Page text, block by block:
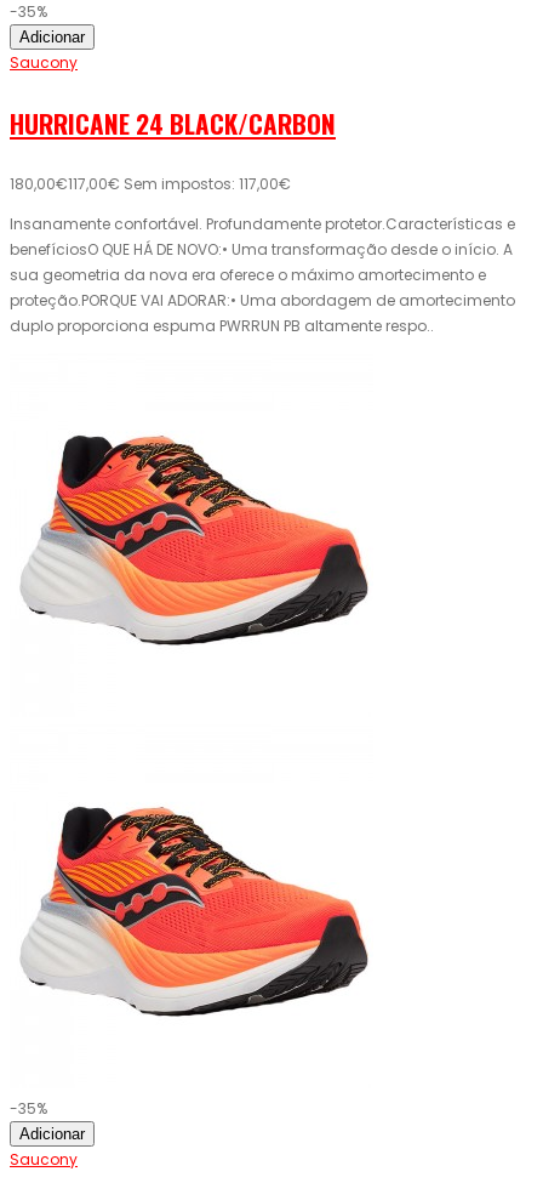
-35%
Adicionar
Saucony
HURRICANE 24 BLACK/CARBON
180,00€117,00€ Sem impostos: 117,00€
Insanamente confortável. Profundamente protetor.Características e
benefíciosO QUE HÁ DE NOVO:• Uma transformação desde o início. A
sua geometria da nova era oferece o máximo amortecimento e
proteção.PORQUE VAI ADORAR:• Uma abordagem de amortecimento
duplo proporciona espuma PWRRUN PB altamente respo..
-35%
Adicionar
Saucony